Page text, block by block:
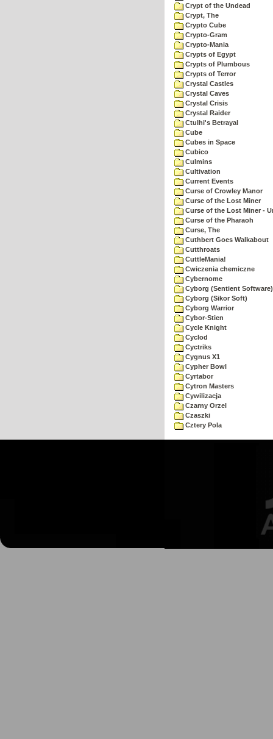
Crypt of the Undead
Crypt, The
Crypto Cube
Crypto-Gram
Crypto-Mania
Crypts of Egypt
Crypts of Plumbous
Crypts of Terror
Crystal Castles
Crystal Caves
Crystal Crisis
Crystal Raider
Ctulhi's Betrayal
Cube
Cubes in Space
Cubico
Culmins
Cultivation
Current Events
Curse of Crowley Manor
Curse of the Lost Miner
Curse of the Lost Miner -
Curse of the Pharaoh
Curse, The
Cuthbert Goes Walkabout
Cutthroats
CuttleMania!
Cwiczenia chemiczne
Cybernome
Cyborg (Sentient Software)
Cyborg (Sikor Soft)
Cyborg Warrior
Cybor-Stien
Cycle Knight
Cyclod
Cyctriks
Cygnus X1
Cypher Bowl
Cyrtabor
Cytron Masters
Cywilizacja
Czarny Orzel
Czaszki
Cztery Pola